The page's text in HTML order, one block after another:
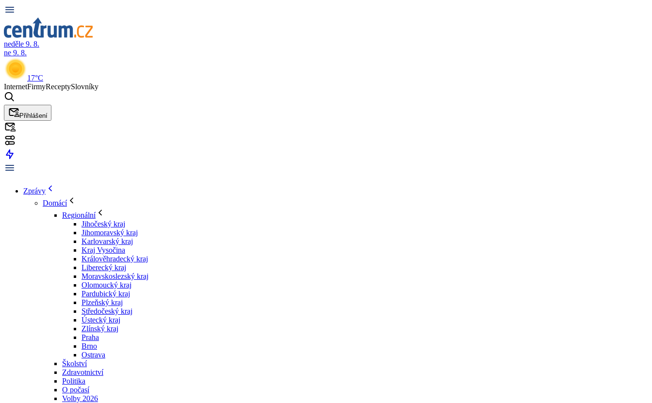
neděle 9. 8.
ne 9. 8.
17°C
InternetFirmyReceptySlovníky
Přihlášení
Zprávy
Domácí
Regionální
Jihočeský kraj
Jihomoravský kraj
Karlovarský kraj
Kraj Vysočina
Králověhradecký kraj
Liberecký kraj
Moravskoslezský kraj
Olomoucký kraj
Pardubický kraj
Plzeňský kraj
Středočeský kraj
Ústecký kraj
Zlínský kraj
Praha
Brno
Ostrava
Školství
Zdravotnictví
Politika
O počasí
Volby 2026